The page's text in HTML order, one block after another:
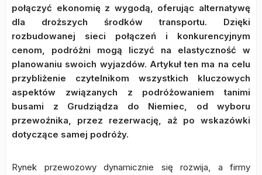
połączyć ekonomię z wygodą, oferując alternatywę
dla droższych środków transportu. Dzięki
rozbudowanej sieci połączeń i konkurencyjnym
cenom, podróżni mogą liczyć na elastyczność w
planowaniu swoich wyjazdów. Artykuł ten ma na celu
przybliżenie czytelnikom wszystkich kluczowych
aspektów związanych z podróżowaniem tanimi
busami z Grudziądza do Niemiec, od wyboru
przewoźnika, przez rezerwację, aż po wskazówki
dotyczące samej podróży.
Rynek przewozowy dynamicznie się rozwija, a firmy